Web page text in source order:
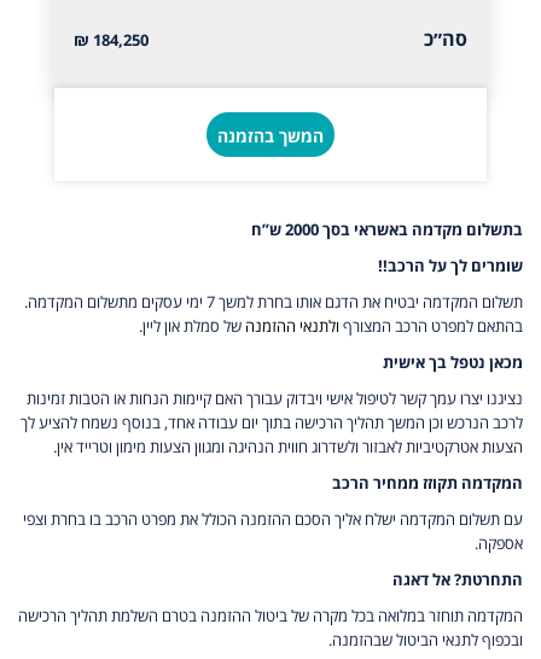
סה״כ 184,250 ₪
המשך בהזמנה
בתשלום מקדמה באשראי בסך 2000 ש”ח
שומרים לך על הרכב!!
תשלום המקדמה יבטיח את הדגם אותו בחרת למשך 7 ימי עסקים מתשלום המקדמה.
בהתאם למפרט הרכב המצורף ולתנאי ההזמנה של סמלת און ליין.
מכאן נטפל בך אישית
נציגנו יצרו עמך קשר לטיפול אישי ויבדוק עבורך האם קיימות הנחות או הטבות זמינות
לרכב הנרכש וכן המשך תהליך הרכישה בתוך יום עבודה אחד, בנוסף נשמח להציע לך
הצעות אטרקטיביות לאבזור ולשדרוג חווית הנהיגה ומגוון הצעות מימון וטרייד אין.
המקדמה תקוזז ממחיר הרכב
עם תשלום המקדמה ישלח אליך הסכם ההזמנה הכולל את מפרט הרכב בו בחרת וצפי
אספקה.
התחרטת? אל דאגה
המקדמה תוחזר במלואה בכל מקרה של ביטול ההזמנה בטרם השלמת תהליך הרכישה
ובכפוף לתנאי הביטול שבהזמנה.